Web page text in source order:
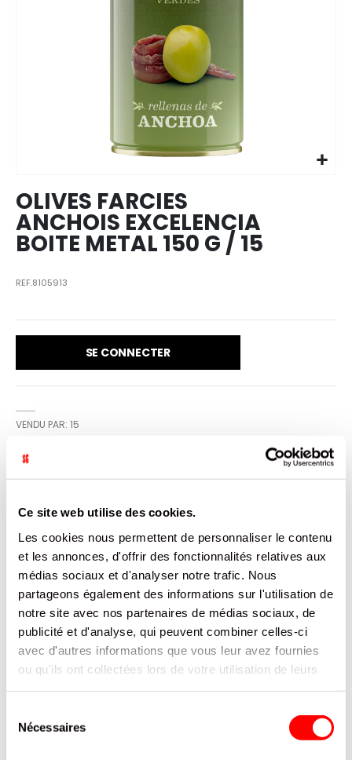
Ce site web utilise des cookies.
Les cookies nous permettent de personnaliser le contenu
et les annonces, d'offrir des fonctionnalités relatives aux
médias sociaux et d'analyser notre trafic. Nous
partageons également des informations sur l'utilisation de
notre site avec nos partenaires de médias sociaux, de
publicité et d'analyse, qui peuvent combiner celles-ci
avec d'autres informations que vous leur avez fournies
ou qu'ils ont collectées lors de votre utilisation de leurs
Nécessaires
images
gallery
OLIVES FARCIES
ANCHOIS EXCELENCIA
BOITE METAL 150 G / 15
REF.8105913
SE CONNECTER
VENDU PAR: 15
Délicieuses olives vertes farcies aux anchois. Idéales pour
accompagner vos apéritifs ou pour enrichir vos salades
avec une touche méditerranéenne. Produit d'Espagne.
CARACTÉRISTIQUES
DOCUMENTATION
PRODUITS QUI POURRAIENT VOUS